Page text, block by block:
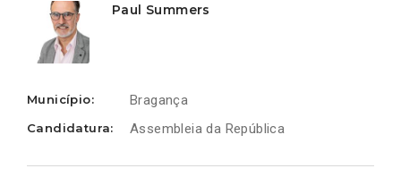
Paul Summers
Município: Bragança
Candidatura: Assembleia da República